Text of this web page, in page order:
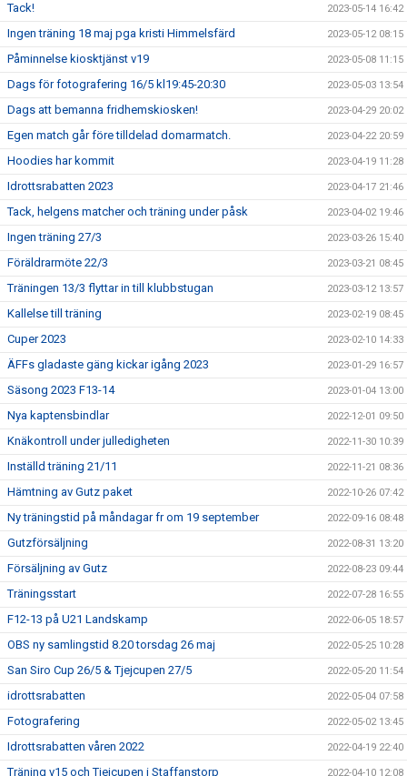
Tack! 2023-05-14 16:42
Ingen träning 18 maj pga kristi Himmelsfärd 2023-05-12 08:15
Påminnelse kiosktjänst v19 2023-05-08 11:15
Dags för fotografering 16/5 kl19:45-20:30 2023-05-03 13:54
Dags att bemanna fridhemskiosken! 2023-04-29 20:02
Egen match går före tilldelad domarmatch. 2023-04-22 20:59
Hoodies har kommit 2023-04-19 11:28
Idrottsrabatten 2023 2023-04-17 21:46
Tack, helgens matcher och träning under påsk 2023-04-02 19:46
Ingen träning 27/3 2023-03-26 15:40
Föräldrarmöte 22/3 2023-03-21 08:45
Träningen 13/3 flyttar in till klubbstugan 2023-03-12 13:57
Kallelse till träning 2023-02-19 08:45
Cuper 2023 2023-02-10 14:33
ÄFFs gladaste gäng kickar igång 2023 2023-01-29 16:57
Säsong 2023 F13-14 2023-01-04 13:00
Nya kaptensbindlar 2022-12-01 09:50
Knäkontroll under julledigheten 2022-11-30 10:39
Inställd träning 21/11 2022-11-21 08:36
Hämtning av Gutz paket 2022-10-26 07:42
Ny träningstid på måndagar fr om 19 september 2022-09-16 08:48
Gutzförsäljning 2022-08-31 13:20
Försäljning av Gutz 2022-08-23 09:44
Träningsstart 2022-07-28 16:55
F12-13 på U21 Landskamp 2022-06-05 18:57
OBS ny samlingstid 8.20 torsdag 26 maj 2022-05-25 10:28
San Siro Cup 26/5 & Tjejcupen 27/5 2022-05-20 11:54
idrottsrabatten 2022-05-04 07:58
Fotografering 2022-05-02 13:45
Idrottsrabatten våren 2022 2022-04-19 22:40
Träning v15 och Tjejcupen i Staffanstorp 2022-04-10 12:08